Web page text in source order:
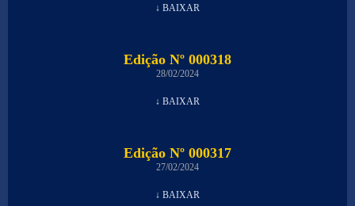
↓ BAIXAR
Edição Nº 000318
28/02/2024
↓ BAIXAR
Edição Nº 000317
27/02/2024
↓ BAIXAR